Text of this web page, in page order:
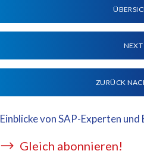
NEXT
ZURÜCK
Einblicke von SAP-Experten
Gleich abonnieren!